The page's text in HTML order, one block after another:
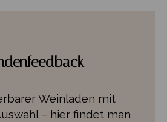
Adresse für Weinfreunde
lange!